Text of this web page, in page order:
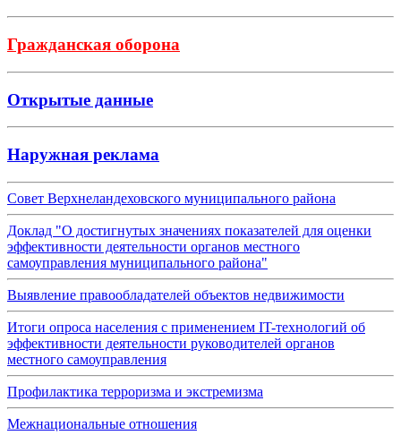
Гражданская оборона
Открытые данные
Наружная реклама
Совет Верхнеландеховского муниципального района
Доклад "О достигнутых значениях показателей для оценки
эффективности деятельности органов местного
самоуправления муниципального района"
Выявление правообладателей объектов недвижимости
Итоги опроса населения с применением IT-технологий об
эффективности деятельности руководителей органов
местного самоуправления
Профилактика терроризма и экстремизма
Межнациональные отношения